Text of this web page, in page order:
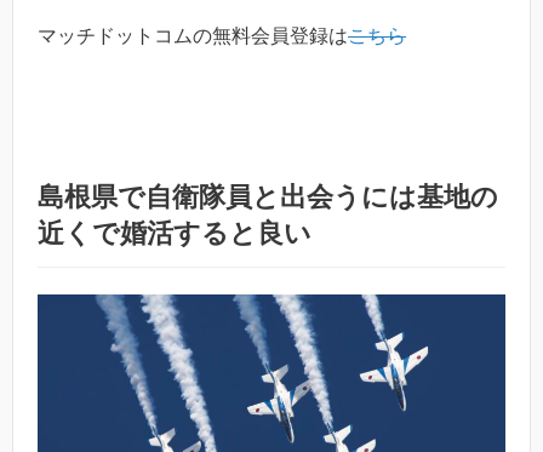
マッチドットコムの無料会員登録はこちら
島根県で自衛隊員と出会うには基地の
近くで婚活すると良い